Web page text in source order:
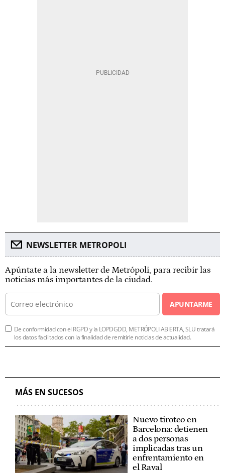
NEWSLETTER METROPOLI
Apúntate a la newsletter de Metrópoli, para recibir las
noticias más importantes de la ciudad.
APUNTARME
De conformidad con el RGPD y la LOPDGDD, METRÓPOLI ABIERTA, SLU tratará
los datos facilitados con la finalidad de remitirle noticias de actualidad.
MÁS EN SUCESOS
Nuevo tiroteo en
Barcelona: detienen
a dos personas
implicadas tras un
enfrentamiento en
el Raval